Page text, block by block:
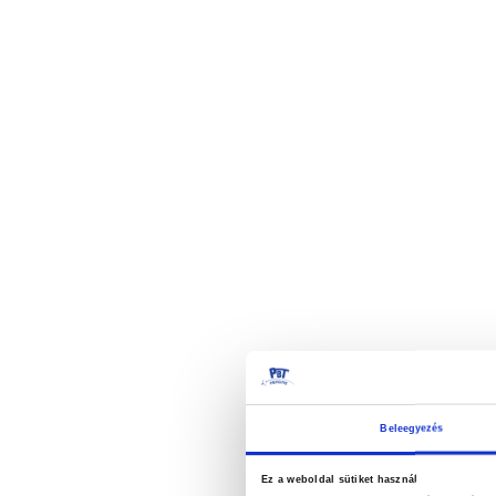
Beleegyezés
Ez a weboldal sütiket használ